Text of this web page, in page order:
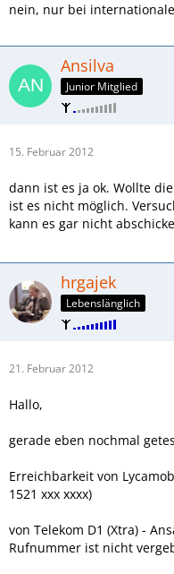
nein, nur bei
Ansilva
Junior Mitglied
15. Februar 2012
dann ist es ja ok. Wollte
ist es nicht möglich.
kann es gar nicht
hrgajek
Lebenslänglich
21. Februar 2012
Hallo,
gerade eben nochmal
Erreichbarkeit von
1521 xxx xxxx)
von Telekom D1 (Xtra) -
Rufnummer ist nicht